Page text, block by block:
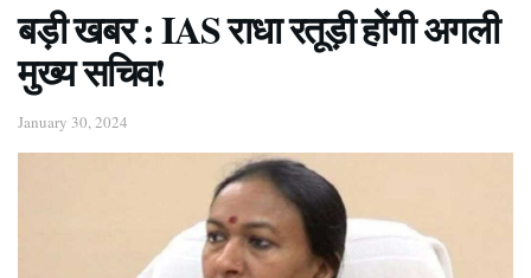
बड़ी खबर : IAS राधा रतूड़ी होंगी अगली
मुख्य सचिव!
January 30, 2024